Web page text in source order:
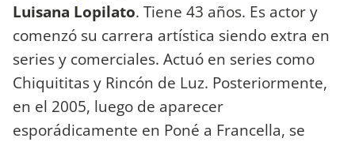
Luisana Lopilato. Tiene 43 años. Es actor y
comenzó su carrera artística siendo extra en
series y comerciales. Actuó en series como
Chiquititas y Rincón de Luz. Posteriormente,
en el 2005, luego de aparecer
esporádicamente en Poné a Francella, se